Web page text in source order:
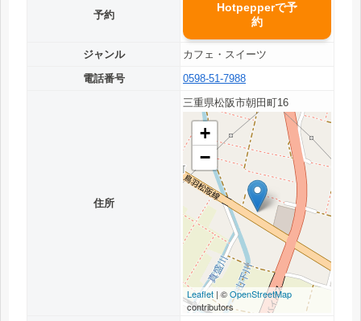
予約
Hotpepperで予
約
ジャンル
カフェ・スイーツ
電話番号
0598-51-7988
住所
三重県松阪市朝田町16
+
−
Leaflet | ©OpenStreetMap
contributors